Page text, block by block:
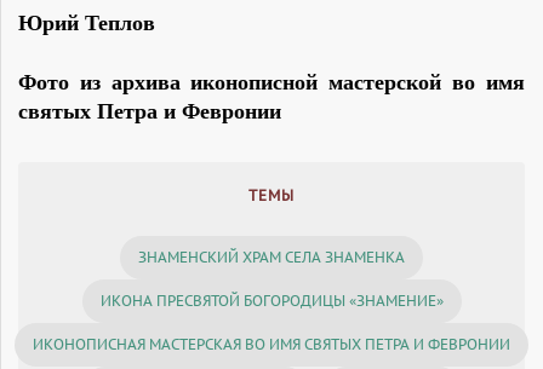
Юрий Теплов
Фото из архива иконописной мастерской во имя
святых Петра и Февронии
ТЕМЫ
ЗНАМЕНСКИЙ ХРАМ СЕЛА ЗНАМЕНКА
ИКОНА ПРЕСВЯТОЙ БОГОРОДИЦЫ «ЗНАМЕНИЕ»
ИКОНОПИСНАЯ МАСТЕРСКАЯ ВО ИМЯ СВЯТЫХ ПЕТРА И ФЕВРОНИИ